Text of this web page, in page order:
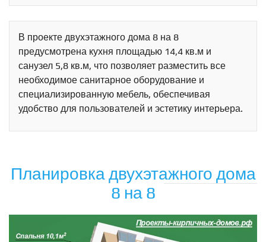
В проекте двухэтажного дома 8 на 8
предусмотрена кухня площадью 14,4 кв.м и
санузел 5,8 кв.м, что позволяет разместить все
необходимое санитарное оборудование и
специализированную мебель, обеспечивая
удобство для пользователей и эстетику интерьера.
Планировка двухэтажного дома
8 на 8